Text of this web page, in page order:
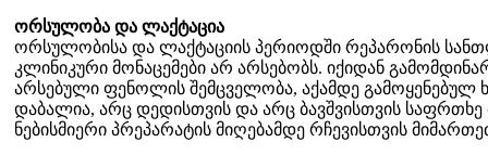
ორსულობა და ლაქტაცია
ორსულობისა და ლაქტაციის პერიოდში რეპარონის
კლინიკური მონაცემები არ არსებობს. იქიდან
არსებული ფენოლის შემცველობა, აქამდე გამოყენებულ
დაბალია, არც დედისთვის და არც ბავშვისთვის
ნებისმიერი პრეპარატის მიღებამდე რჩევისთვის